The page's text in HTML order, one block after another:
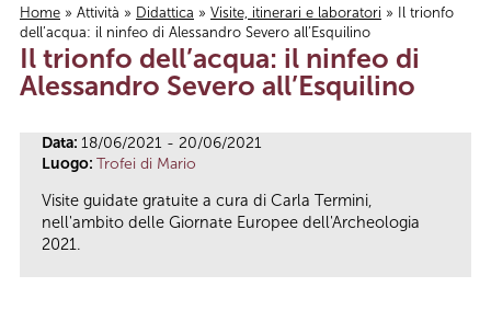
Tu sei qui
Home » Attività » Didattica » Visite, itinerari e laboratori » Il trionfo
dell’acqua: il ninfeo di Alessandro Severo all’Esquilino
Il trionfo dell’acqua: il ninfeo di
Alessandro Severo all’Esquilino
Data: 18/06/2021 - 20/06/2021
Luogo: Trofei di Mario
Visite guidate gratuite a cura di Carla Termini,
nell'ambito delle Giornate Europee dell'Archeologia
2021.